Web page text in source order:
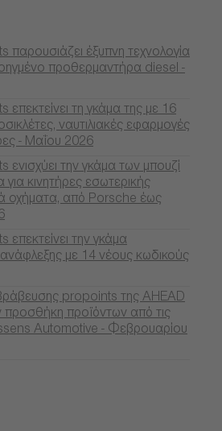
παρουσιάζει έξυπνη τεχνολογία
προθερμαντήρα diesel -
τη γκάμα της με 16
ναυτιλιακές εφαρμογές
- Μαΐου 2026
την γκάμα των μπουζί
κινητήρες εσωτερικής
οχήματα, από Porsche έως
την γκάμα
με 14 νέους κωδικούς
propoints της AHEAD
προσθήκη προϊόντων από τις
Automotive - Φεβρουαρίου